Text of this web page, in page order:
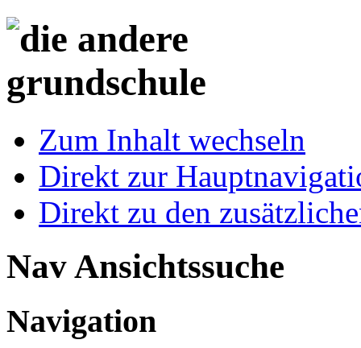
Zum Inhalt wechseln
Direkt zur
Direkt zu den
Nav Ansichtssuche
Navigation